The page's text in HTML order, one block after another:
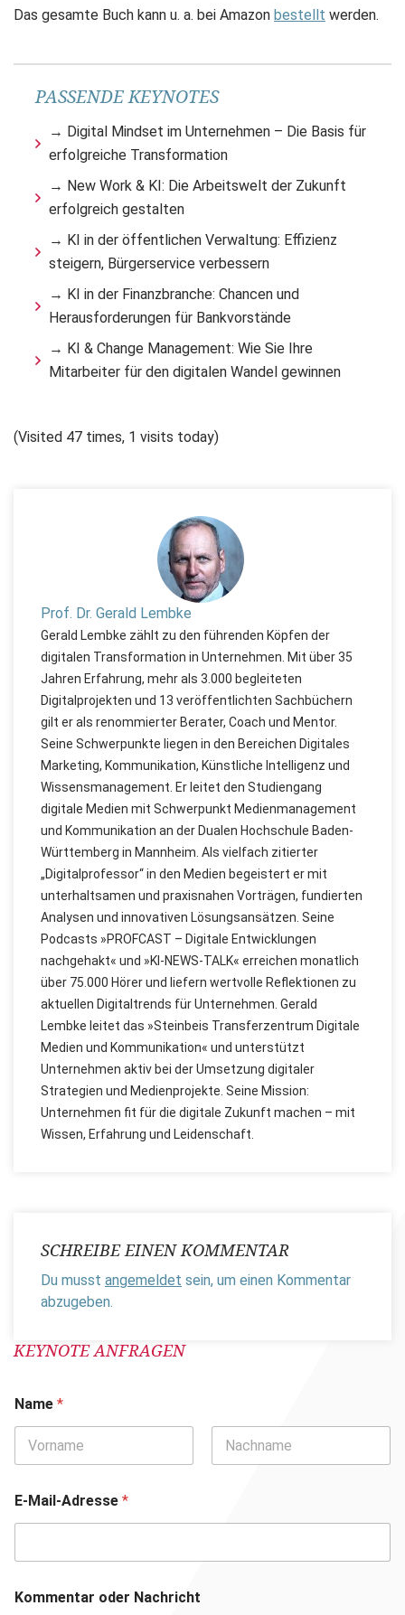
Das gesamte Buch kann u. a. bei Amazon bestellt werden.
PASSENDE KEYNOTES
→ Digital Mindset im Unternehmen – Die Basis für
erfolgreiche Transformation
→ New Work & KI: Die Arbeitswelt der Zukunft
erfolgreich gestalten
→ KI in der öffentlichen Verwaltung: Effizienz
steigern, Bürgerservice verbessern
→ KI in der Finanzbranche: Chancen und
Herausforderungen für Bankvorstände
→ KI & Change Management: Wie Sie Ihre
Mitarbeiter für den digitalen Wandel gewinnen
(Visited 47 times, 1 visits today)
Prof. Dr. Gerald Lembke
Gerald Lembke zählt zu den führenden Köpfen der
digitalen Transformation in Unternehmen. Mit über 35
Jahren Erfahrung, mehr als 3.000 begleiteten
Digitalprojekten und 13 veröffentlichten Sachbüchern
gilt er als renommierter Berater, Coach und Mentor.
Seine Schwerpunkte liegen in den Bereichen Digitales
Marketing, Kommunikation, Künstliche Intelligenz und
Wissensmanagement. Er leitet den Studiengang
digitale Medien mit Schwerpunkt Medienmanagement
und Kommunikation an der Dualen Hochschule Baden-
Württemberg in Mannheim. Als vielfach zitierter
„Digitalprofessor“ in den Medien begeistert er mit
unterhaltsamen und praxisnahen Vorträgen, fundierten
Analysen und innovativen Lösungsansätzen. Seine
Podcasts »PROFCAST – Digitale Entwicklungen
nachgehakt« und »KI-NEWS-TALK« erreichen monatlich
über 75.000 Hörer und liefern wertvolle Reflektionen zu
aktuellen Digitaltrends für Unternehmen. Gerald
Lembke leitet das »Steinbeis Transferzentrum Digitale
Medien und Kommunikation« und unterstützt
Unternehmen aktiv bei der Umsetzung digitaler
Strategien und Medienprojekte. Seine Mission:
Unternehmen fit für die digitale Zukunft machen – mit
Wissen, Erfahrung und Leidenschaft.
SCHREIBE EINEN KOMMENTAR
Du musst angemeldet sein, um einen Kommentar
abzugeben.
KEYNOTE ANFRAGEN
Name *
E-Mail-Adresse *
Kommentar oder Nachricht